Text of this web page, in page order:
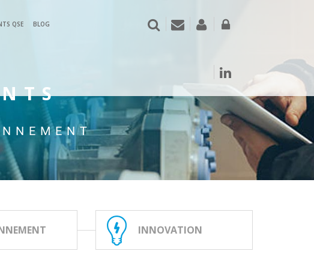
QSE BLOG RECHERCHER
CONTACT
RECRUTEMENT
CONNEXION
LINKEDIN
INNOVATION